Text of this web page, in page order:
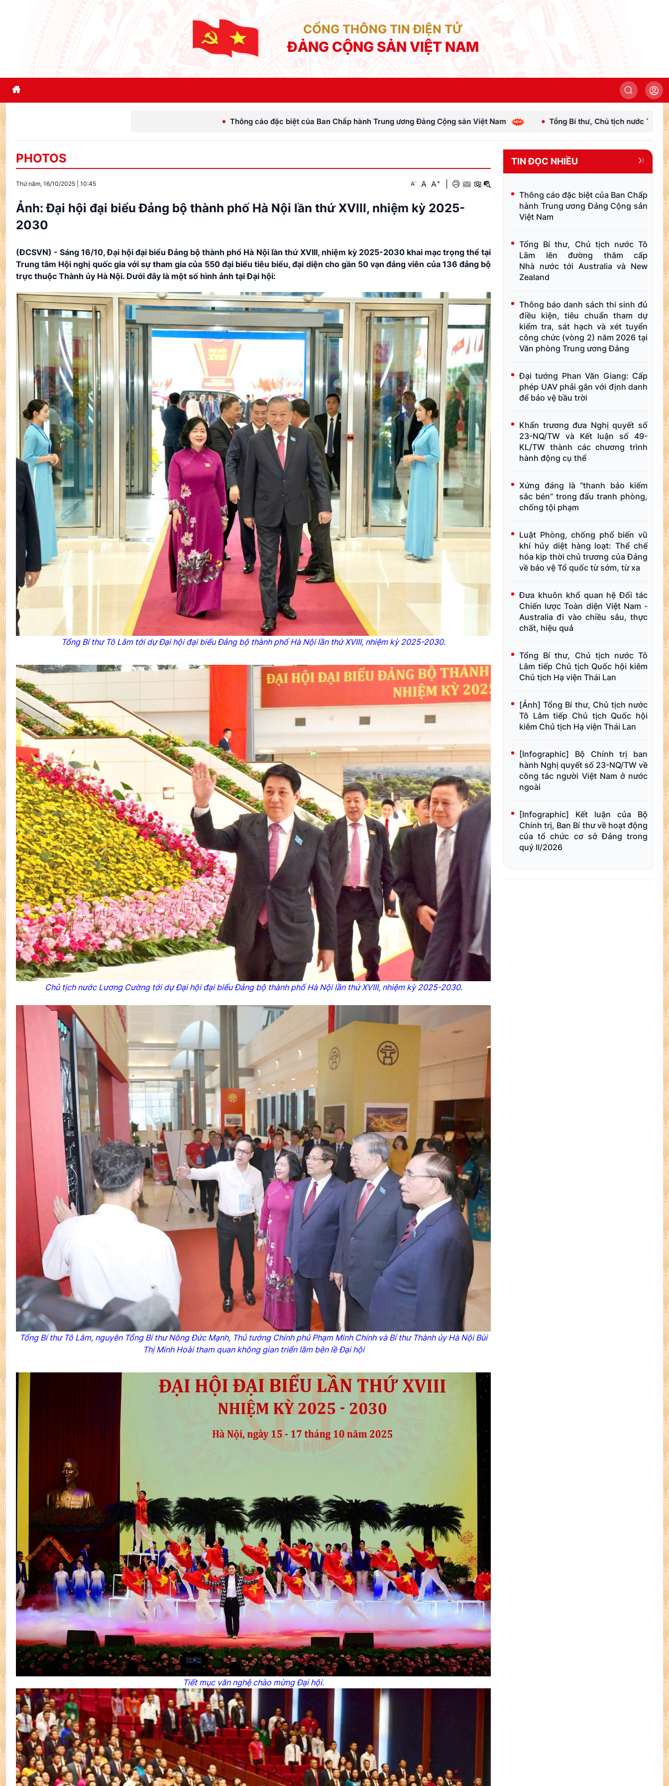
CỔNG THÔNG TIN ĐIỆN TỬ
ĐẢNG CỘNG SẢN VIỆT NAM
Thông cáo đặc biệt của Ban Chấp hành Trung ương Đảng Cộng sản Việt Nam Tổng Bí thư, Chủ tịch nước Tô Lâm lên đường thăm cấp Nhà
PHOTOS
Thứ năm, 16/10/2025 10:45 A- A A+
Ảnh: Đại hội đại biểu Đảng bộ thành phố Hà Nội lần thứ XVIII, nhiệm kỳ 2025-
2030
(ĐCSVN) - Sáng 16/10, Đại hội đại biểu Đảng bộ thành phố Hà Nội lần thứ XVIII, nhiệm kỳ 2025-2030 khai mạc trọng thể tại
Trung tâm Hội nghị quốc gia với sự tham gia của 550 đại biểu tiêu biểu, đại diện cho gần 50 vạn đảng viên của 136 đảng bộ
trực thuộc Thành ủy Hà Nội. Dưới đây là một số hình ảnh tại Đại hội:
Tổng Bí thư Tô Lâm tới dự Đại hội đại biểu Đảng bộ thành phố Hà Nội lần thứ XVIII, nhiệm kỳ 2025-2030.
Chủ tịch nước Lương Cường tới dự Đại hội đại biểu Đảng bộ thành phố Hà Nội lần thứ XVIII, nhiệm kỳ 2025-2030.
Tổng Bí thư Tô Lâm, nguyên Tổng Bí thư Nông Đức Mạnh, Thủ tướng Chính phủ Phạm Minh Chính và Bí thư Thành ủy Hà Nội Bùi
Thị Minh Hoài tham quan không gian triển lãm bên lề Đại hội
Tiết mục văn nghệ chào mừng Đại hội.
TIN ĐỌC NHIỀU
Thông cáo đặc biệt của Ban Chấp
hành Trung ương Đảng Cộng sản
Việt Nam
Tổng Bí thư, Chủ tịch nước Tô
Lâm lên đường thăm cấp
Nhà nước tới Australia và New
Zealand
Thông báo danh sách thí sinh đủ
điều kiện, tiêu chuẩn tham dự
kiểm tra, sát hạch và xét tuyển
công chức (vòng 2) năm 2026 tại
Văn phòng Trung ương Đảng
Đại tướng Phan Văn Giang: Cấp
phép UAV phải gắn với định danh
để bảo vệ bầu trời
Khẩn trương đưa Nghị quyết số
23-NQ/TW và Kết luận số 49-
KL/TW thành các chương trình
hành động cụ thể
Xứng đáng là “thanh bảo kiếm
sắc bén” trong đấu tranh phòng,
chống tội phạm
Luật Phòng, chống phổ biến vũ
khí hủy diệt hàng loạt: Thể chế
hóa kịp thời chủ trương của Đảng
về bảo vệ Tổ quốc từ sớm, từ xa
Đưa khuôn khổ quan hệ Đối tác
Chiến lược Toàn diện Việt Nam -
Australia đi vào chiều sâu, thực
chất, hiệu quả
Tổng Bí thư, Chủ tịch nước Tô
Lâm tiếp Chủ tịch Quốc hội kiêm
Chủ tịch Hạ viện Thái Lan
[Ảnh] Tổng Bí thư, Chủ tịch nước
Tô Lâm tiếp Chủ tịch Quốc hội
kiêm Chủ tịch Hạ viện Thái Lan
[Infographic] Bộ Chính trị ban
hành Nghị quyết số 23-NQ/TW về
công tác người Việt Nam ở nước
ngoài
[Infographic] Kết luận của Bộ
Chính trị, Ban Bí thư về hoạt động
của tổ chức cơ sở Đảng trong
quý II/2026